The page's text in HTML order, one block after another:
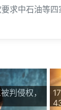
求中石油等四
判侵权，